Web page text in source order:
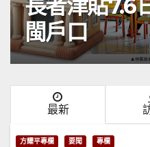
長者津貼7.6
閩戶口
最新
方耀平專欄 要聞 專欄